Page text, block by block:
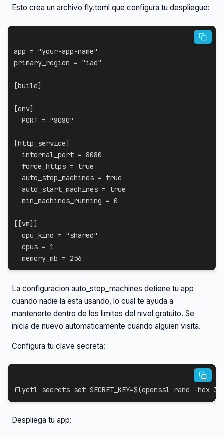
Esto crea un archivo fly.toml que configura tu despliegue:
app = "your-app-name"
primary_region = "iad"
[build]
[env]
PORT = "8080"
[http_service]
internal_port = 8080
force_https = true
auto_stop_machines = true
auto_start_machines = true
min_machines_running = 0
[ [vm] ]
cpu_kind = "shared"
cpus = 1
memory_mb = 256
La configuracion auto_stop_machines detiene tu app
cuando nadie la esta usando, lo cual te ayuda a
mantenerte dentro de los limites del nivel gratuito. Se
inicia de nuevo automaticamente cuando alguien visita.
Configura tu clave secreta:
flyctl secrets set SECRET_KEY=$(openssl rand -hex 32
Despliega tu app: